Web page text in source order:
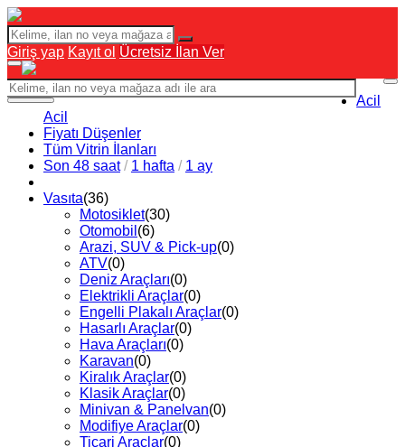
Giriş yap Kayıt ol Ücretsiz İlan Ver
Acil
Acil
Fiyatı Düşenler
Tüm Vitrin İlanları
Son 48 saat/ 1 hafta / 1 ay
Vasıta(36)
Motosiklet(30)
Otomobil (6)
Arazi, SUV & Pick-up(0)
ATV(0)
Deniz Araçları(0)
Elektrikli Araçlar(0)
Engelli Plakalı Araçlar(0)
Hasarlı Araçlar(0)
Hava Araçları(0)
Karavan(0)
Kiralık Araçlar(0)
Klasik Araçlar(0)
Minivan & Panelvan(0)
Modifiye Araçlar(0)
Ticari Araçlar(0)